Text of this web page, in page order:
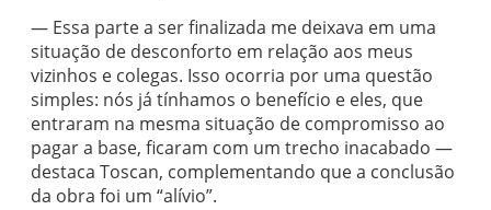
— Essa parte a ser finalizada me deixava em uma
situação de desconforto em relação aos meus
vizinhos e colegas. Isso ocorria por uma questão
simples: nós já tínhamos o benefício e eles, que
entraram na mesma situação de compromisso ao
pagar a base, ficaram com um trecho inacabado —
destaca Toscan, complementando que a conclusão
da obra foi um “alívio”.